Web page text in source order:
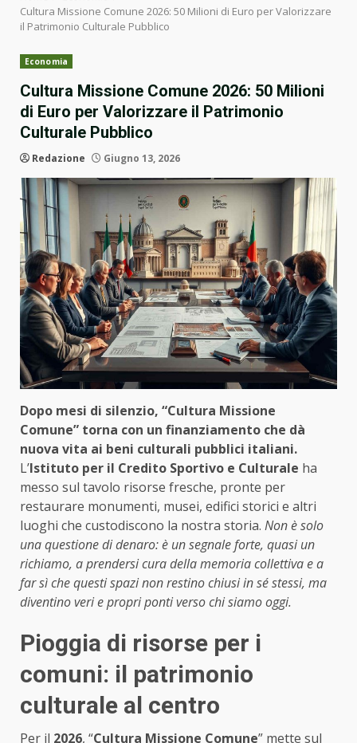
Cultura Missione Comune 2026: 50 Milioni di Euro per Valorizzare
il Patrimonio Culturale Pubblico
Economia
Cultura Missione Comune 2026: 50 Milioni
di Euro per Valorizzare il Patrimonio
Culturale Pubblico
Redazione Giugno 13, 2026
Dopo mesi di silenzio, “Cultura Missione
Comune” torna con un finanziamento che dà
nuova vita ai beni culturali pubblici italiani.
L’Istituto per il Credito Sportivo e Culturale ha
messo sul tavolo risorse fresche, pronte per
restaurare monumenti, musei, edifici storici e altri
luoghi che custodiscono la nostra storia. Non è solo
una questione di denaro: è un segnale forte, quasi un
richiamo, a prendersi cura della memoria collettiva e a
far sì che questi spazi non restino chiusi in sé stessi, ma
diventino veri e propri ponti verso chi siamo oggi.
Pioggia di risorse per i
comuni: il patrimonio
culturale al centro
Per il 2026, “Cultura Missione Comune” mette sul